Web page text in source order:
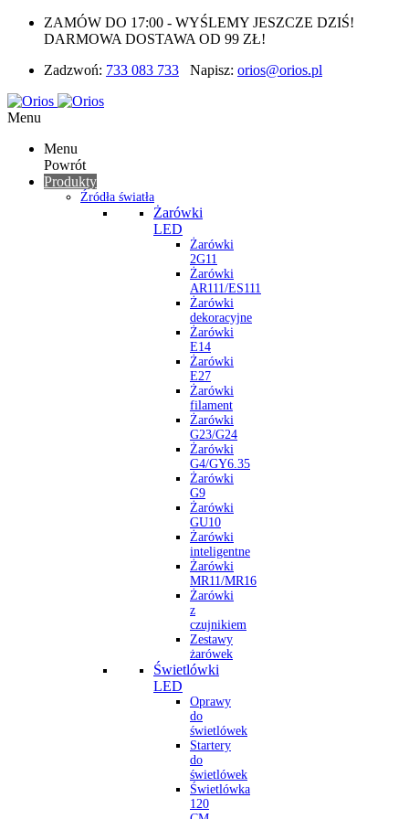
ZAMÓW DO 17:00 - WYŚLEMY JESZCZE DZIŚ!
DARMOWA DOSTAWA OD 99 ZŁ!
Zadzwoń: 733 083 733 Napisz: orios@orios.pl
Menu
Menu
Powrót
Produkty
Źródła światła
Żarówki
LED
Żarówki
2G11
Żarówki
AR111/ES111
Żarówki
dekoracyjne
Żarówki
E14
Żarówki
E27
Żarówki
filament
Żarówki
G23/G24
Żarówki
G4/GY6.35
Żarówki
G9
Żarówki
GU10
Żarówki
inteligentne
Żarówki
MR11/MR16
Żarówki
z
czujnikiem
Zestawy
żarówek
Świetlówki
LED
Oprawy
do
świetlówek
Startery
do
świetlówek
Świetlówka
120